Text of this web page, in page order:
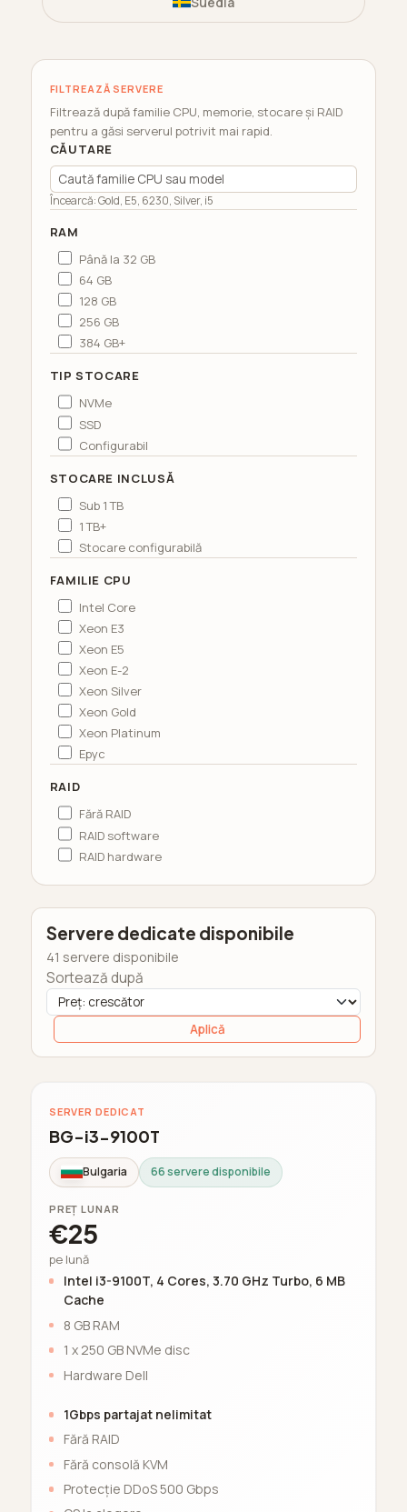
FILTREAZĂ SERVERE
Filtrează după familie CPU, memorie, stocare și RAID
pentru a găsi serverul potrivit mai rapid.
CĂUTARE
Încearcă: Gold, E5, 6230, Silver, i5
RAM
Până la 32 GB
64 GB
128 GB
256 GB
384 GB+
TIP STOCARE
NVMe
SSD
Configurabil
STOCARE INCLUSĂ
Sub 1 TB
1 TB+
Stocare configurabilă
FAMILIE CPU
Intel Core
Xeon E3
Xeon E5
Xeon E-2
Xeon Silver
Xeon Gold
Xeon Platinum
Epyc
RAID
Fără RAID
RAID software
RAID hardware
Servere dedicate disponibile
41 servere disponibile
Sortează după
Aplică
SERVER DEDICAT
BG-i3-9100T
Bulgaria 66 servere disponibile
PREȚ LUNAR
€25
pe lună
Intel i3-9100T, 4 Cores, 3.70 GHz Turbo, 6 MB
Cache
8 GB RAM
1 x 250 GB NVMe disc
Hardware Dell
1Gbps partajat nelimitat
Fără RAID
Fără consolă KVM
Protecție DDoS 500 Gbps